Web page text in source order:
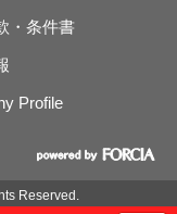
・条件書
Profile
Reserved.